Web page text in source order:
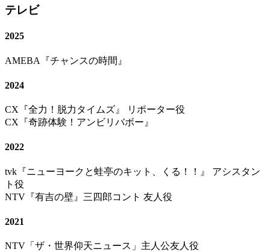
テレビ
2025
AMEBA『チャンスの時間』
2024
CX『全力！脱力タイムズ』 リポーター役
CX『奇跡体験！アンビリバボー』
2022
tvk『ニューヨークと蛙亭のキット、くる！！』 アシスタン
ト役
NTV『有吉の壁』三四郎コント 友人役
2021
NTV「ザ・世界仰天ニュース」主人公友人役